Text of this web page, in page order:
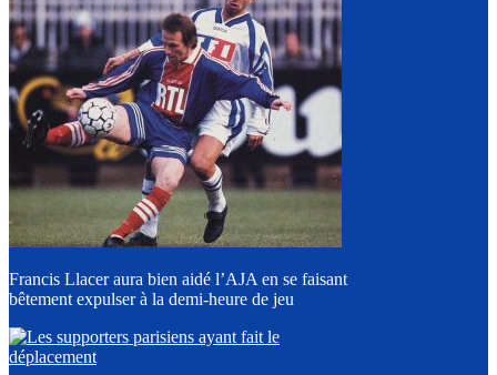
Francis Llacer aura bien aidé l’AJA en se faisant
bêtement expulser à la demi-heure de jeu